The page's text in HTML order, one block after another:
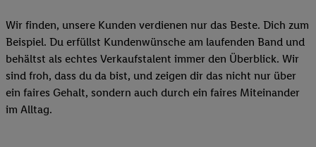
Wir finden, unsere Kunden verdienen nur das Beste. Dich zum
Beispiel. Du erfüllst Kundenwünsche am laufenden Band und
behältst als echtes Verkaufstalent immer den Überblick. Wir
sind froh, dass du da bist, und zeigen dir das nicht nur über
ein faires Gehalt, sondern auch durch ein faires Miteinander
im Alltag.